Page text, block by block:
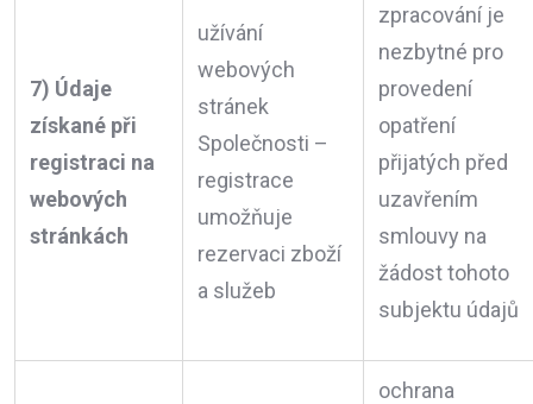
7) Údaje
získané při
registraci na
webových
stránkách
užívání
webových
stránek
Společnosti –
registrace
umožňuje
rezervaci zboží
a služeb
zpracování je
nezbytné pro
provedení
opatření
přijatých před
uzavřením
smlouvy na
žádost tohoto
subjektu údajů
ochrana